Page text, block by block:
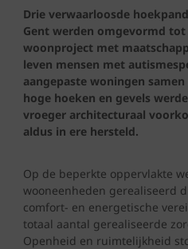
Drie verwaarloosde
Gent werden omgevormd tot
woonproject met
leven mensen met
aangepaste woningen
hoge hoeken en gevels
vroeger architecturaal
aldus in ere hersteld.
Op de beperkte oppervlakte
wooneenheden gerealiseerd
comfort- en energetische
totaal aantal gerealiseerde
Openheid en ruimtelijkheid